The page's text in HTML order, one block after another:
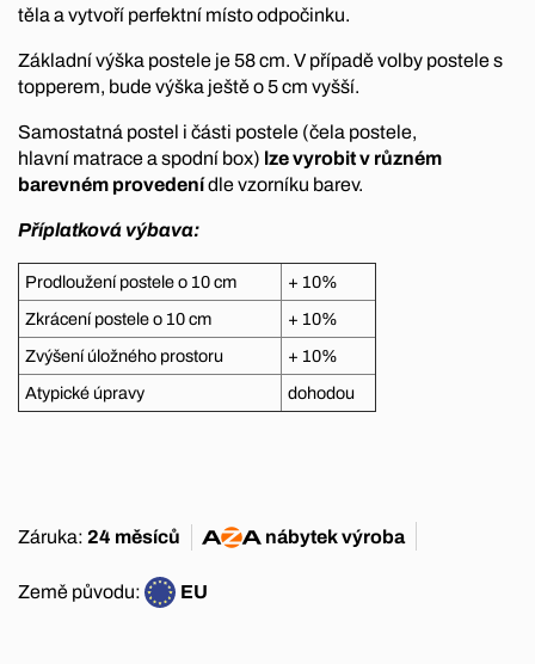
těla a vytvoří perfektní místo odpočinku.
Základní výška postele je 58 cm. V případě volby postele s
topperem, bude výška ještě o 5 cm vyšší.
Samostatná postel i části postele (čela postele,
hlavní matrace a spodní box) lze vyrobit v různém
barevném provedenídle vzorníku barev.
Příplatková výbava:
Prodloužení postele o 10 cm
+ 10%
Zkrácení postele o 10 cm
+ 10%
Zvýšení úložného prostoru
+ 10%
Atypické úpravy
dohodou
Záruka: 24 měsíců nábytekvýroba
Země původu: EU